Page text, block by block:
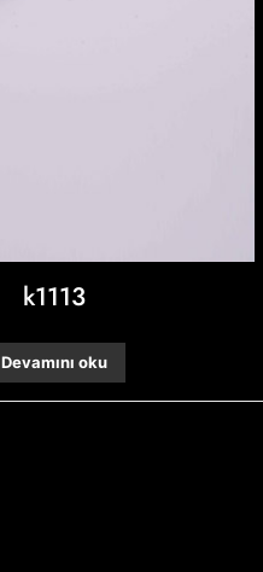
k1113
Devamını oku